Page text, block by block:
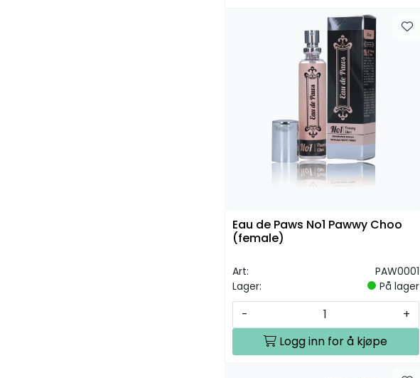
Eau de Paws No1 Pawwy Choo
(female)
Art:
PAW0001
Lager:
På lager
-
+
Logg inn for å kjøpe